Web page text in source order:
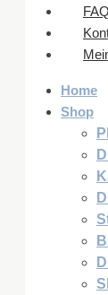
FAQ
Home
Shop